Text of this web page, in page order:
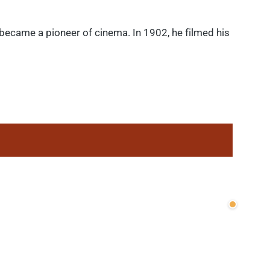
a pioneer of cinema. In 1902, he filmed his
Wenige